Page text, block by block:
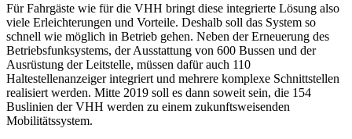
Für Fahrgäste wie für die VHH bringt diese integrierte Lösung also
viele Erleichterungen und Vorteile. Deshalb soll das System so
schnell wie möglich in Betrieb gehen. Neben der Erneuerung des
Betriebsfunksystems, der Ausstattung von 600 Bussen und der
Ausrüstung der Leitstelle, müssen dafür auch 110
Haltestellenanzeiger integriert und mehrere komplexe Schnittstellen
realisiert werden. Mitte 2019 soll es dann soweit sein, die 154
Buslinien der VHH werden zu einem zukunftsweisenden
Mobilitätssystem.